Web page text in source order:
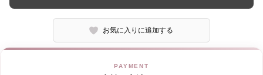
お気に入りに追加する